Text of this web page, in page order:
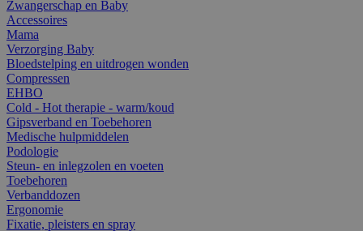
Zwangerschap en Baby
Accessoires
Mama
Verzorging Baby
Bloedstelping en uitdrogen wonden
Compressen
EHBO
Cold - Hot therapie - warm/koud
Gipsverband en Toebehoren
Medische hulpmiddelen
Podologie
Steun- en inlegzolen en voeten
Toebehoren
Verbanddozen
Ergonomie
Fixatie, pleisters en spray